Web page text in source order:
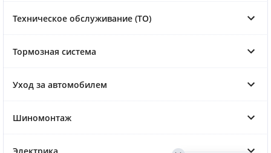
Техническое обслуживание (ТО)
Тормозная система
Уход за автомобилем
Шиномонтаж
Электрика